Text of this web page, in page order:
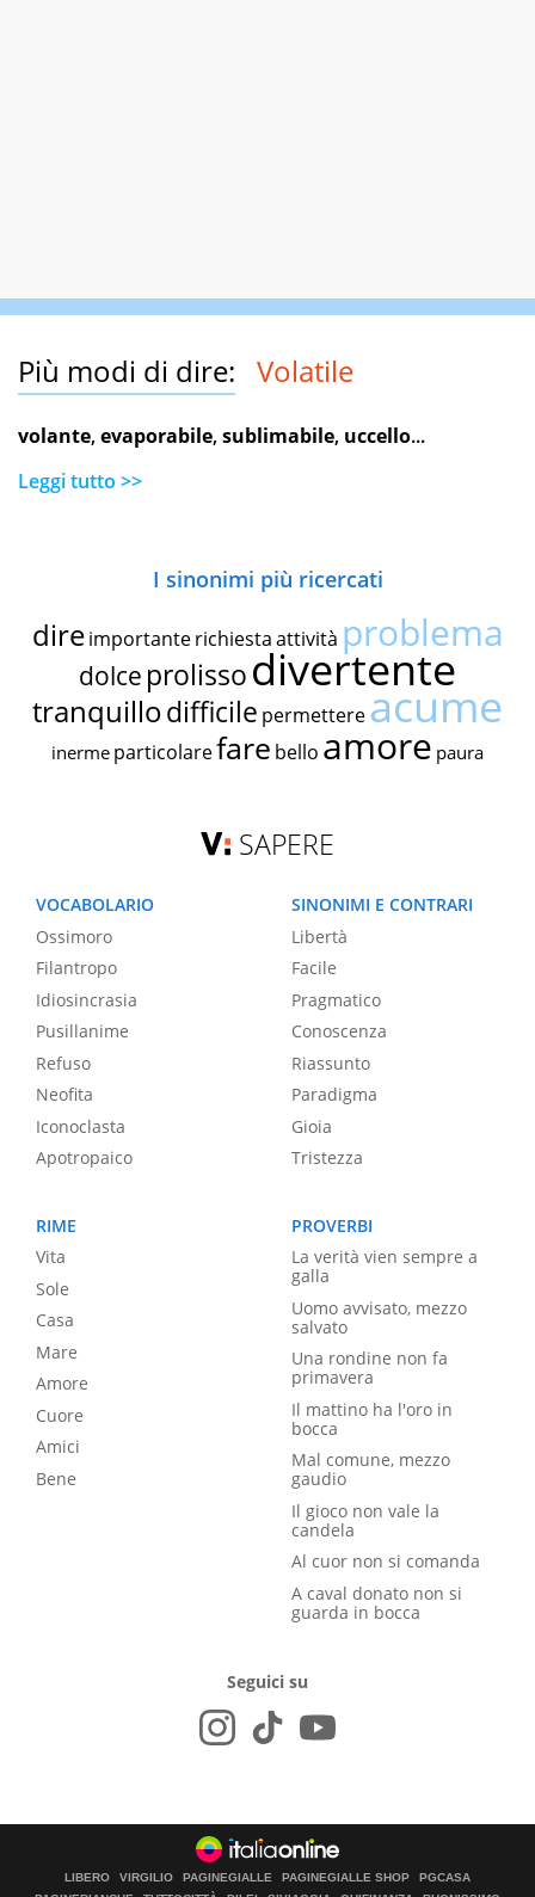
Più modi di dire: Volatile
volante,evaporabile,sublimabile, uccello...
Leggi tutto >>
I sinonimi più ricercati
dire importante richiestaattività problema
dolce prolissodivertente
tranquillodifficile permettereacume
inerme particolarefare bello amore paura
SAPERE
VOCABOLARIO
Ossimoro
Filantropo
Idiosincrasia
Pusillanime
Refuso
Neofita
Iconoclasta
Apotropaico
SINONIMI E CONTRARI
Libertà
Facile
Pragmatico
Conoscenza
Riassunto
Paradigma
Gioia
Tristezza
RIME
Vita
Sole
Casa
Mare
Amore
Cuore
Amici
Bene
PROVERBI
La verità vien sempre a
galla
Uomo avvisato, mezzo
salvato
Una rondine non fa
primavera
Il mattino ha l'oro in
bocca
Mal comune, mezzo
gaudio
Il gioco non vale la
candela
Al cuor non si comanda
A caval donato non si
guarda in bocca
Seguici su
LIBERO VIRGILIO PAGINEGIALLE PAGINEGIALLE SHOP
PGCASA